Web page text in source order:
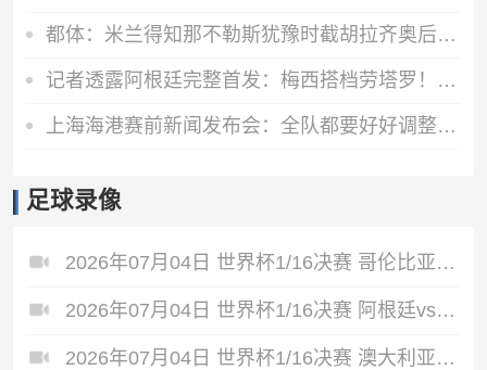
都体：米兰得知那不勒斯犹豫时截胡拉齐奥后卫吉拉，双方接近签约
记者透露阿根廷完整首发：梅西搭档劳塔罗！梅迪纳、阿尔马达出战
上海海港赛前新闻发布会：全队都要好好调整，为明天比赛做足准备
足球录像
2026年07月04日 世界杯1/16决赛 哥伦比亚vs加纳 全场录像
2026年07月04日 世界杯1/16决赛 阿根廷vs佛得角 全场录像
2026年07月04日 世界杯1/16决赛 澳大利亚vs埃及 全场录像